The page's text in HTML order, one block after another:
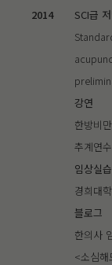
2014
SCI급
강연
한방비
추계연
임상실습
경희대
블로그
한의사
<소심